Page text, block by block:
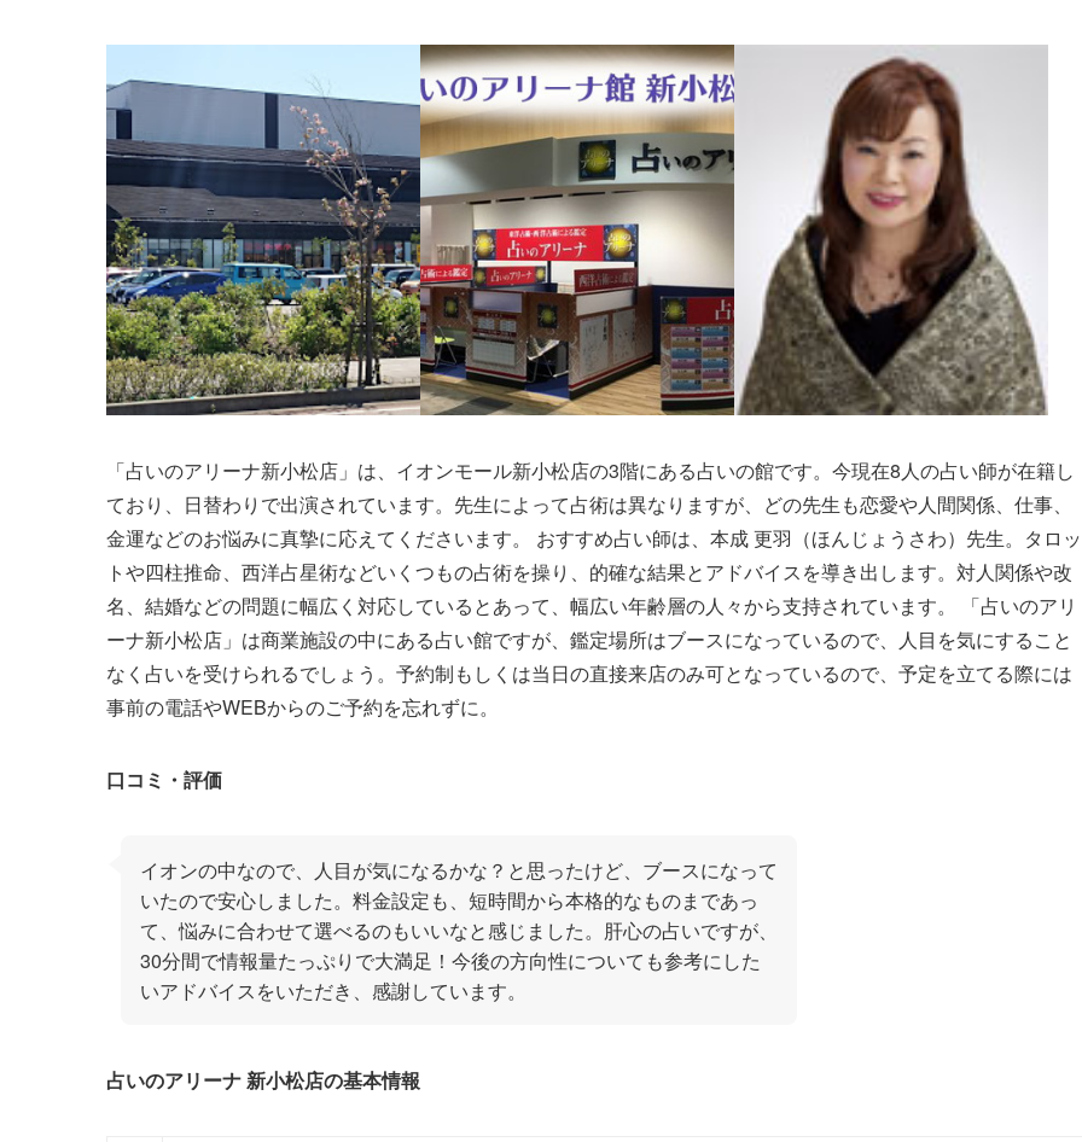
「占いのアリーナ新小松店」は、イオンモール新小松店の3階にある占いの館です。今現在8人の占い師が在籍し
ており、日替わりで出演されています。先生によって占術は異なりますが、どの先生も恋愛や人間関係、仕事、
金運などのお悩みに真摯に応えてくださいます。 おすすめ占い師は、本成 更羽（ほんじょうさわ）先生。タロッ
トや四柱推命、西洋占星術などいくつもの占術を操り、的確な結果とアドバイスを導き出します。対人関係や改
名、結婚などの問題に幅広く対応しているとあって、幅広い年齢層の人々から支持されています。 「占いのアリ
ーナ新小松店」は商業施設の中にある占い館ですが、鑑定場所はブースになっているので、人目を気にすること
なく占いを受けられるでしょう。予約制もしくは当日の直接来店のみ可となっているので、予定を立てる際には
事前の電話やWEBからのご予約を忘れずに。
口コミ・評価
イオンの中なので、人目が気になるかな？と思ったけど、ブースになって
いたので安心しました。料金設定も、短時間から本格的なものまであっ
て、悩みに合わせて選べるのもいいなと感じました。肝心の占いですが、
30分間で情報量たっぷりで大満足！今後の方向性についても参考にした
いアドバイスをいただき、感謝しています。
占いのアリーナ 新小松店の基本情報